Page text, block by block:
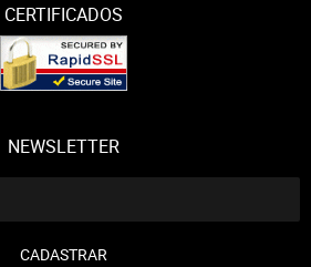
CERTIFICADOS
NEWSLETTER
CADASTRAR